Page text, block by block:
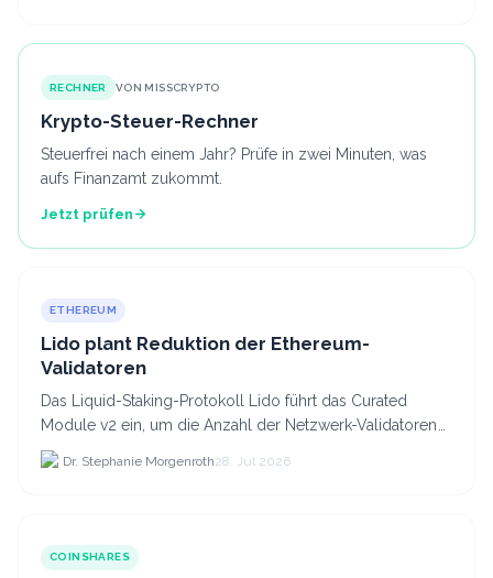
RECHNER VON MISSCRYPTO
Krypto-Steuer-Rechner
Steuerfrei nach einem Jahr? Prüfe in zwei Minuten, was
aufs Finanzamt zukommt.
Jetzt prüfen
ETHEREUM
Lido plant Reduktion der Ethereum-
Validatoren
Das Liquid-Staking-Protokoll Lido führt das Curated
Module v2 ein, um die Anzahl der Netzwerk-Validatoren
von 880.000 auf etwa 628.
Dr. Stephanie Morgenroth28. Jul 2026
COINSHARES